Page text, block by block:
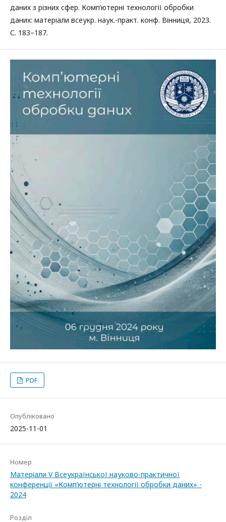
даних з різних сфер. Комп’ютерні технології обробки
даних: матеріали всеукр. наук.-практ. конф. Вінниця, 2023.
С. 183–187.
PDF
Опубліковано
2025-11-01
Номер
Матеріали V Всеукраїнської науково-практичної
конференції «Комп’ютерні технології обробки даних» -
2024
Розділ